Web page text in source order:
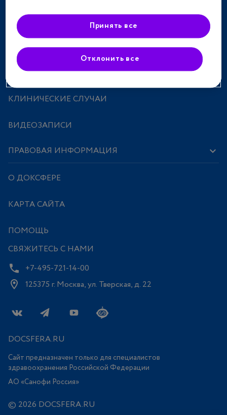
МЕРОПРИЯТИЯ
ПРЕПАРАТЫ
ИССЛЕДОВАНИЯ И СТАТЬИ
КЛИНИЧЕСКИЕ СЛУЧАИ
ВИДЕОЗАПИСИ
ПРАВОВАЯ ИНФОРМАЦИЯ
О ДОКСФЕРЕ
КАРТА САЙТА
ПОМОЩЬ
СВЯЖИТЕСЬ С НАМИ
+7-495-721-14-00
125375 г. Москва, ул. Тверская, д. 22
DOCSFERA.RU
Сайт предназначен только для специалистов
здравоохранения Российской Федерации
АО «Санофи Россия»
© 2026 DOCSFERA.RU
Отклонить все
Принять все